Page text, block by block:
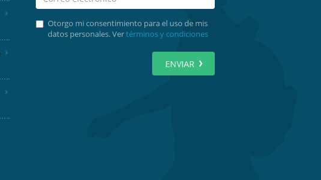
Otorgo mi consentimiento para el uso de mis
datos personales. Vertérminos y condiciones
ENVIAR